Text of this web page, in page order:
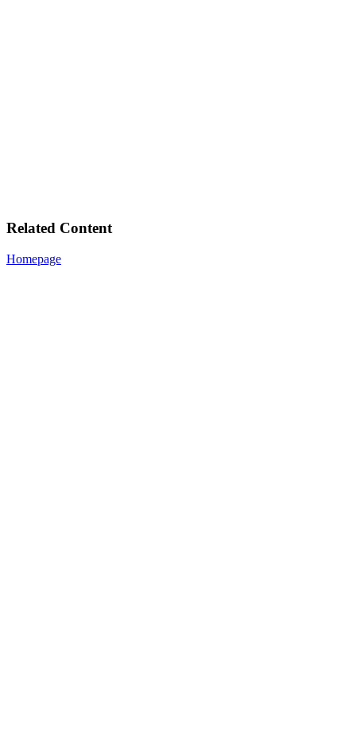
Related Content
Homepage